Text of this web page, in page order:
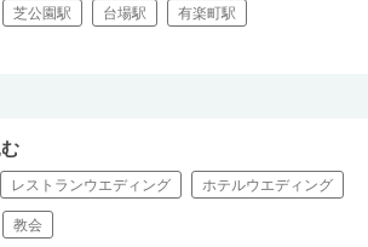
芝公園駅 台場駅 有楽町駅
レストランウエディング ホテルウエディング
教会